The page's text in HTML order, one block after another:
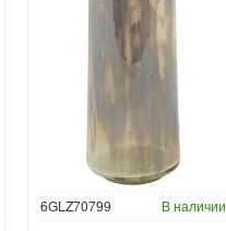
6GLZ70799 В наличии